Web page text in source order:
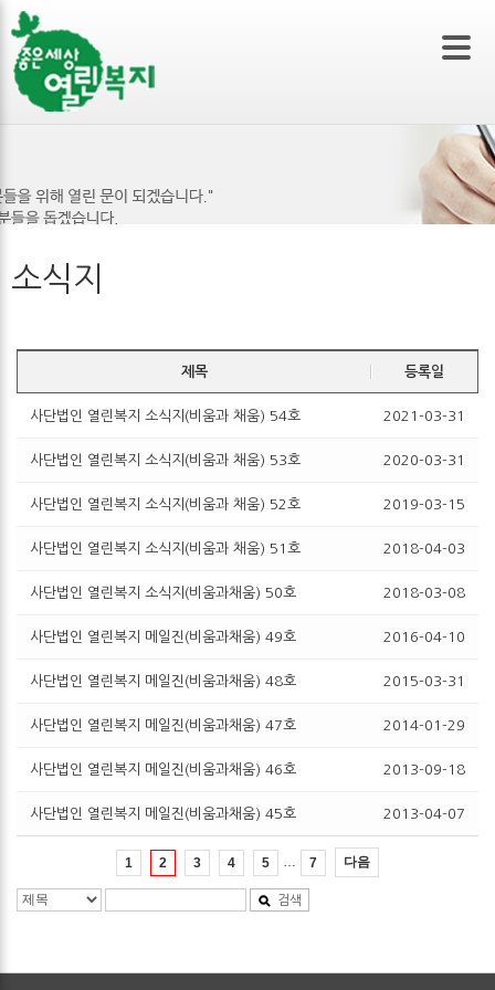
본문 바로가기
소식지
제목 등록일
사단법인 열린복지 소식지(비움과 채움) 54호 2021-03-31
사단법인 열린복지 소식지(비움과 채움) 53호 2020-03-31
사단법인 열린복지 소식지(비움과 채움) 52호 2019-03-15
사단법인 열린복지 소식지(비움과 채움) 51호 2018-04-03
사단법인 열린복지 소식지(비움과채움) 50호 2018-03-08
사단법인 열린복지 메일진(비움과채움) 49호 2016-04-10
사단법인 열린복지 메일진(비움과채움) 48호 2015-03-31
사단법인 열린복지 메일진(비움과채움) 47호 2014-01-29
사단법인 열린복지 메일진(비움과채움) 46호 2013-09-18
사단법인 열린복지 메일진(비움과채움) 45호 2013-04-07
1 2 3 4 5 7 다음
검색